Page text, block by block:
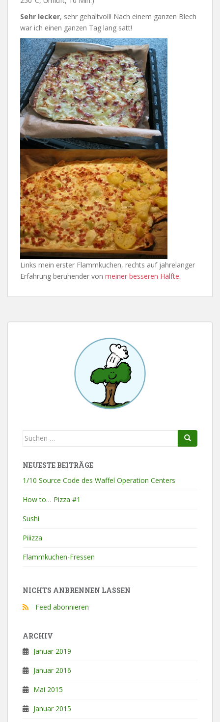
Sehr lecker, sehr gehaltvoll! Nach einem ganzen Blech
war ich einen ganzen Tag lang satt!
Links mein erster Flammkuchen, rechts auf jahrelanger
Erfahrung beruhender von meiner besseren Hälfte.
Suchen
NEUESTE BEITRÄGE
1/10 Source Code des Waffel Operation Centers
How to… Pizza #1
Sushi
Piiizza
Flammkuchen-Fressen
NICHTS ANBRENNEN LASSEN
Feed abonnieren
ARCHIV
Januar 2019
Januar 2016
Mai 2015
Januar 2015